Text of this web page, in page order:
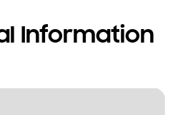
Information